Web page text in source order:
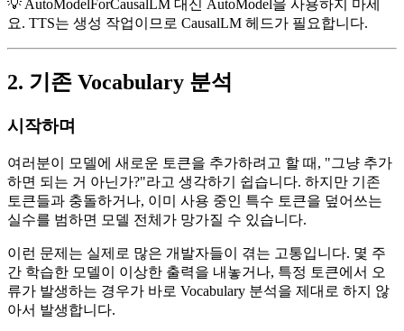
💡 AutoModelForCausalLM 대신 AutoModel을 사용하지 마세
요. TTS는 생성 작업이므로 CausalLM 헤드가 필요합니다.
2. 기존 Vocabulary 분석
시작하며
여러분이 모델에 새로운 토큰을 추가하려고 할 때, "그냥 추가
하면 되는 거 아닌가?"라고 생각하기 쉽습니다. 하지만 기존
토큰들과 충돌하거나, 이미 사용 중인 특수 토큰을 덮어쓰는
실수를 범하면 모델 전체가 망가질 수 있습니다.
이런 문제는 실제로 많은 개발자들이 겪는 고통입니다. 몇 주
간 학습한 모델이 이상한 출력을 내놓거나, 특정 토큰에서 오
류가 발생하는 경우가 바로 Vocabulary 분석을 제대로 하지 않
아서 발생합니다.